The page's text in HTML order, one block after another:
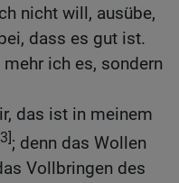
nicht will, ausübe,
dass es gut ist.
ich es, sondern
das ist in meinem
; denn das Wollen
Vollbringen des